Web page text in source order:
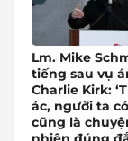
Lm. Mike
tiếng sau vụ
Charlie Kirk:
ác, người ta
cũng là